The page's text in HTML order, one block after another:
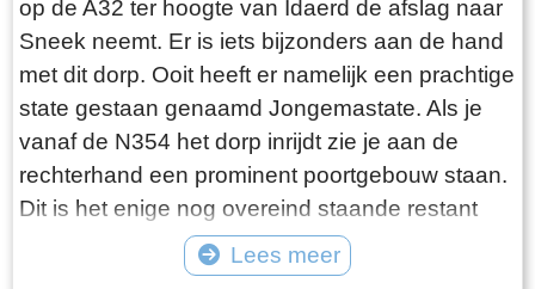
De gebroeders De Vries houden het dus nog vol
en vangen regelmatig bot bij Laaksum. Ik hoor
dat de ze inmiddels aardig op leeftijd zijn, in
ieder geval over de zestig. Ik hoop dat ze het
nog even kunnen volhouden tot aan hun
pensioenleeftijd. Want zodra zij ermee stoppen
vangt iedereen bot bij Laaksum.
op de A32 ter hoogte van Idaerd de afslag naar
Sneek neemt. Er is iets bijzonders aan de hand
met dit dorp. Ooit heeft er namelijk een prachtige
state gestaan genaamd Jongemastate. Als je
vanaf de N354 het dorp inrijdt zie je aan de
rechterhand een prominent poortgebouw staan.
Dit is het enige nog overeind staande restant
van Jongemastate. Het poortgebouw geeft
toegang tot het park Jongemastate. In het
Lees meer